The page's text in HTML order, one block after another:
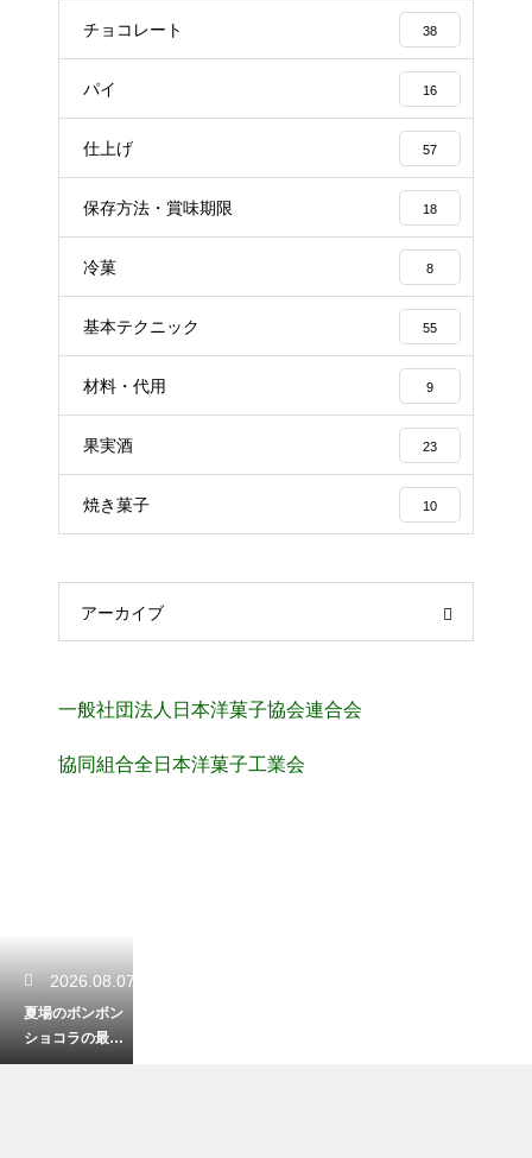
チョコレート 38
パイ 16
仕上げ 57
保存方法・賞味期限 18
冷菓 8
基本テクニック 55
材料・代用 9
果実酒 23
焼き菓子 10
アーカイブ
一般社団法人日本洋菓子協会連合会
協同組合全日本洋菓子工業会
2026.08.07
夏場のボンボン
ショコラの最適
な保存温度！な